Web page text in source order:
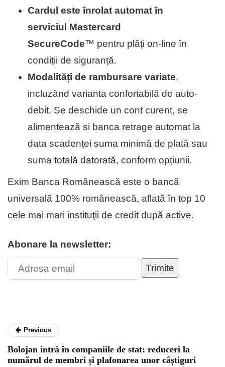
Cardul este înrolat automat în
serviciul Mastercard
SecureCode™ pentru plăți on-line în
condiții de siguranță.
Modalități de rambursare variate,
incluzând varianta confortabilă de auto-
debit. Se deschide un cont curent, se
alimentează si banca retrage automat la
data scadenței suma minimă de plată sau
suma totală datorată, conform opțiunii.
Exim Banca Românească este o bancă
universală 100% românească, aflată în top 10
cele mai mari instituţii de cre­dit după active.
Abonare la newsletter:
Trimite
Previous
Bolojan intră în companiile de stat: reduceri la
numărul de membri și plafonarea unor câștiguri